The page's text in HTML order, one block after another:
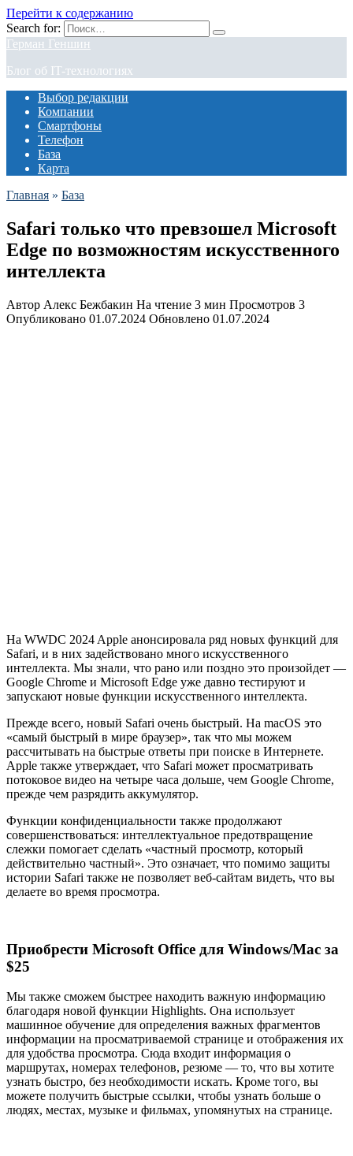
Перейти к содержанию
Search for:
Герман Геншин
Блог об IT-технологиях
Выбор редакции
Компании
Смартфоны
Телефон
База
Карта
Главная » База
Safari только что превзошел Microsoft
Edge по возможностям искусственного
интеллекта
Автор Алекс Бежбакин На чтение 3 мин Просмотров 3
Опубликовано 01.07.2024 Обновлено 01.07.2024
На WWDC 2024 Apple анонсировала ряд новых функций для
Safari, и в них задействовано много искусственного
интеллекта. Мы знали, что рано или поздно это произойдет —
Google Chrome и Microsoft Edge уже давно тестируют и
запускают новые функции искусственного интеллекта.
Прежде всего, новый Safari очень быстрый. На macOS это
«самый быстрый в мире браузер», так что мы можем
рассчитывать на быстрые ответы при поиске в Интернете.
Apple также утверждает, что Safari может просматривать
потоковое видео на четыре часа дольше, чем Google Chrome,
прежде чем разрядить аккумулятор.
Функции конфиденциальности также продолжают
совершенствоваться: интеллектуальное предотвращение
слежки помогает сделать «частный просмотр, который
действительно частный». Это означает, что помимо защиты
истории Safari также не позволяет веб-сайтам видеть, что вы
делаете во время просмотра.
Приобрести Microsoft Office для Windows/Mac за
$25
Мы также сможем быстрее находить важную информацию
благодаря новой функции Highlights. Она использует
машинное обучение для определения важных фрагментов
информации на просматриваемой странице и отображения их
для удобства просмотра. Сюда входит информация о
маршрутах, номерах телефонов, резюме — то, что вы хотите
узнать быстро, без необходимости искать. Кроме того, вы
можете получить быстрые ссылки, чтобы узнать больше о
людях, местах, музыке и фильмах, упомянутых на странице.